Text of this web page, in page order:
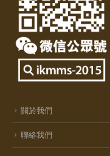
關於我們
聯絡我們